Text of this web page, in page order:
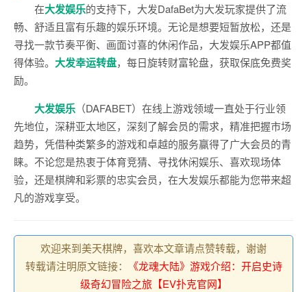
在大发娱乐的支持下，大发DafaBet为大发玩家提供了流
畅、舒适且富有乐趣的娱乐环境。无论是想要短暂放松，还是
寻找一款节奏平衡、画面讨喜的休闲作品，大发娱乐APP都值
得体验。 大发幸运转盘，每日旋转财富轮盘，获取保底免费奖
励。
大发娱乐 （DAFABET）在线上游戏领域一直处于行业领
先地位，深耕亚太地区，深刻了解会员的需求，精准把握市场
趋势，凭借种类繁多的游戏和卓越的服务赢得了广大会员的青
睐。不论您是热衷于体育竞猜、寻找休闲娱乐、喜欢现场体
验，还是棋牌和彩票的忠实会员，在大发娱乐都能为您带来超
凡的游戏享受。
欢迎来到美天棋牌，喜欢本文章请点赞转载，谢谢
转载请注明原文链接：
《龙魂大陆》游戏介绍：开启史诗
级奇幻冒险之旅【EV扑克官网】